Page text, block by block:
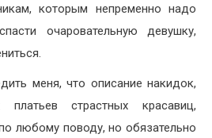
которым непременно надо
очаровательную девушку,
меня, что описание накидок,
страстных красавиц,
любому поводу, но обязательно